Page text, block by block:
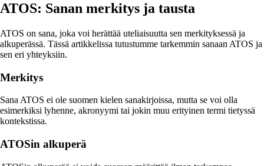
ATOS: Sanan merkitys ja tausta
ATOS on sana, joka voi herättää uteliaisuutta sen merkityksessä ja
alkuperässä. Tässä artikkelissa tutustumme tarkemmin sanaan ATOS ja
sen eri yhteyksiin.
Merkitys
Sana ATOS ei ole suomen kielen sanakirjoissa, mutta se voi olla
esimerkiksi lyhenne, akronyymi tai jokin muu erityinen termi tietyssä
kontekstissa.
ATOSin alkuperä